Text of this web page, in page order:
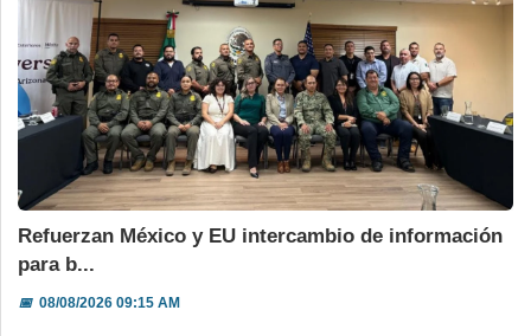
Refuerzan México y EU intercambio de información
para b...
📅08/08/2026 09:15 AM